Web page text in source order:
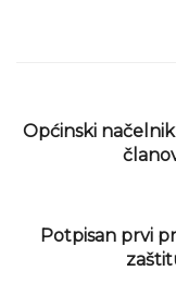
Općinski načelnik
Potpisan prvi